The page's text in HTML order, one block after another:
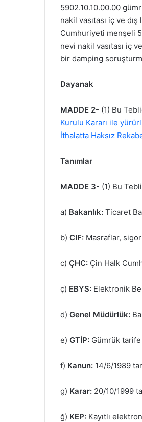
5902.10.10.00.00
nakil vasıtası iç ve
Cumhuriyeti menşeli
nevi nakil vasıtası iç
bir damping
Dayanak
MADDE 2- (1) Bu
Kurulu Kararı ile
İthalatta Haksız
Tanımlar
MADDE 3- (1) Bu
a) Bakanlık: Ticaret
b) CIF: Masraflar,
c) ÇHC: Çin Halk
ç) EBYS: Elektronik
d) Genel Müdürlük:
e) GTİP: Gümrük
f) Kanun: 14/6/1989
g) Karar: 20/10/1999
ğ) KEP: Kayıtlı